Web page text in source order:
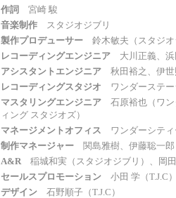
作詞
宮崎 駿
音楽制作 スタジオジブリ
製作プロデューサー 鈴木敏夫（スタジオ
レコーディングエンジニア 大川正義、浜
アシスタントエンジニア 秋田裕之、伊世
レコーディングスタジオ ワンダーステー
マスタリングエンジニア 石原裕也（ワン
ィング スタジオズ）
マネージメントオフィス ワンダーシティ
制作マネージャー 関島雅樹、伊藤聡一
A&R稲城和実（スタジオジブリ）、岡田
セールスプロモーション 小田 学（T.J.C
デザイン 石野順子（T.J.C）